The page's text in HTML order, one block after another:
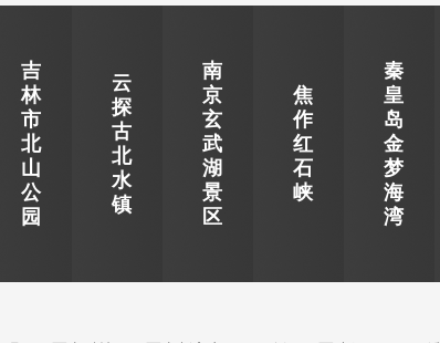
吉
林
市
北
山
公
园
云
探
古
北
水
镇
南
京
玄
武
湖
景
区
焦
作
红
石
峡
秦
皇
岛
金
梦
海
湾